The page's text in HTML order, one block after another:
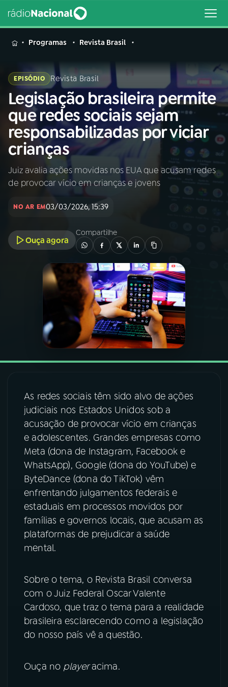
MENU
Buscar
na
Rádio
Nacional
Buscar
AO VIVO
01INÍCIO
PROGRAMAÇÃO
PROGRAMAS
PODCASTS
08 FESTIVAL DE MÚSICA
ACOMPANHE A RÁDIO NACIONAL
YouTube Facebook
Instagram X
Programas Revista Brasil
EPISÓDIO Revista Brasil
Legislação brasileira permite
que redes sociais sejam
responsabilizadas por viciar
crianças
Juiz avalia ações movidas nos EUA que acusam redes
de provocar vício em crianças e jovens
NO AR EM03/03/2026, 15:39
Ouça agora
Compartilhe
As redes sociais têm sido alvo de ações
judiciais nos Estados Unidos sob a
acusação de provocar vício em crianças
e adolescentes. Grandes empresas como
Meta (dona de Instagram, Facebook e
WhatsApp), Google (dona do YouTube) e
ByteDance (dona do TikTok) vêm
enfrentando julgamentos federais e
estaduais em processos movidos por
famílias e governos locais, que acusam as
plataformas de prejudicar a saúde
mental.
Sobre o tema, o Revista Brasil conversa
com o Juiz Federal Oscar Valente
Cardoso, que traz o tema para a realidade
brasileira esclarecendo como a legislação
do nosso país vê a questão.
Ouça no playeracima.